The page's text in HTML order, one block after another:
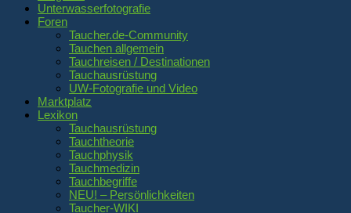
Unterwasserfotografie
Foren
Taucher.de-Community
Tauchen allgemein
Tauchreisen / Destinationen
Tauchausrüstung
UW-Fotografie und Video
Marktplatz
Lexikon
Tauchausrüstung
Tauchtheorie
Tauchphysik
Tauchmedizin
Tauchbegriffe
NEU! – Persönlichkeiten
Taucher-WIKI